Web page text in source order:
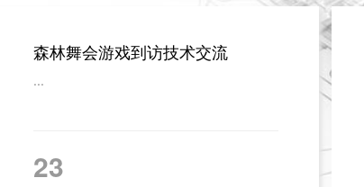
森林舞会游戏到访技术交流
...
23